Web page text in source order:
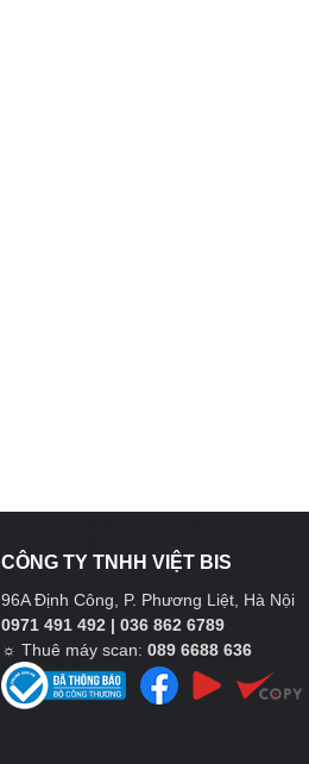
CÔNG TY TNHH VIỆT BIS
96A Định Công, P. Phương Liệt, Hà Nội
0971 491 492 | 036 862 6789
☼Thuê máy scan:089 6688 636